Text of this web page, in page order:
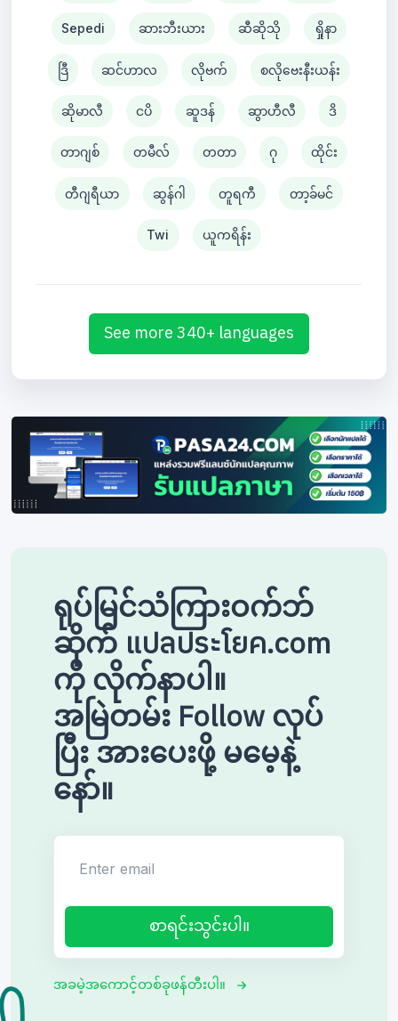
Sepedi ဆားဘီးယား ဆီဆိုသို ရှိုနာ
ဒြီ ဆင်ဟာလ လိုဗက် စလိုဗေးနီးယန်း
ဆိုမာလီ ငပိ ဆူဒန် ဆွာဟီလီ ဒိ
တာဂျစ် တမီလ် တတာ ဂု ထိုင်း
တီဂျရီယာ ဆွန်ဂါ တူရကီ တာ့ခ်မင်
Twi ယူကရိန်း
See more 340+ languages
ရုပ်မြင်သံကြားဝက်ဘ်
ဆိုက် แปลประโยค.com
ကို လိုက်နာပါ။
အမြဲတမ်း Follow လုပ်
ပြီး အားပေးဖို့ မမေ့နဲ့
နော်။
စာရင်းသွင်းပါ။
အခမဲ့အကောင့်တစ်ခုဖန်တီးပါ။